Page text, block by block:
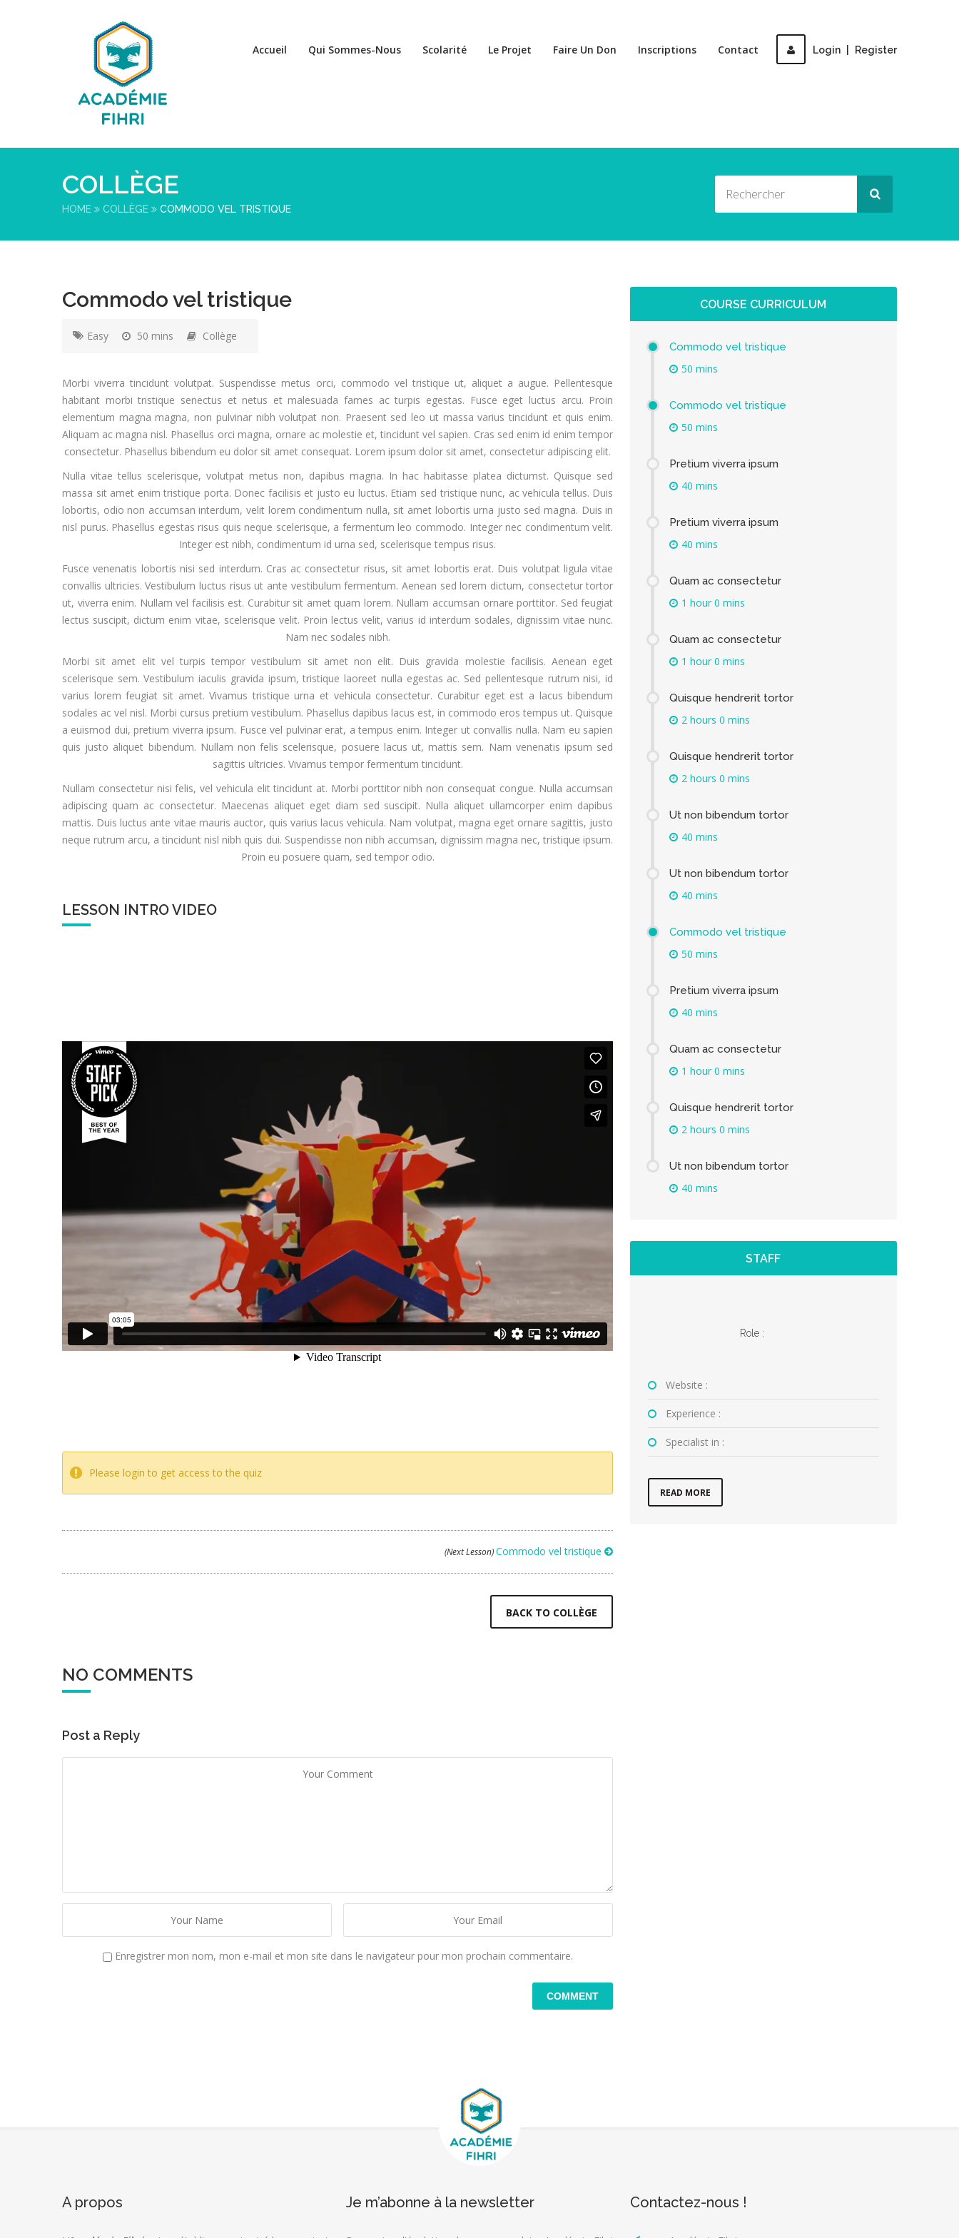
Login Register
Accueil Qui Sommes-Nous Scolarité Le Projet Faire Un Don Inscriptions Contact
COLLÈGE
HOME COLLÈGE COMMODO VEL TRISTIQUE
Commodo vel tristique
Easy 50 mins Collège
Morbi viverra tincidunt volutpat. Suspendisse metus orci, commodo vel tristique ut, aliquet a augue. Pellentesque
habitant morbi tristique senectus et netus et malesuada fames ac turpis egestas. Fusce eget luctus arcu. Proin
elementum magna magna, non pulvinar nibh volutpat non. Praesent sed leo ut massa varius tincidunt et quis enim.
Aliquam ac magna nisl. Phasellus orci magna, ornare ac molestie et, tincidunt vel sapien. Cras sed enim id enim tempor
consectetur. Phasellus bibendum eu dolor sit amet consequat. Lorem ipsum dolor sit amet, consectetur adipiscing elit.
Nulla vitae tellus scelerisque, volutpat metus non, dapibus magna. In hac habitasse platea dictumst. Quisque sed
massa sit amet enim tristique porta. Donec facilisis et justo eu luctus. Etiam sed tristique nunc, ac vehicula tellus. Duis
lobortis, odio non accumsan interdum, velit lorem condimentum nulla, sit amet lobortis urna justo sed magna. Duis in
nisl purus. Phasellus egestas risus quis neque scelerisque, a fermentum leo commodo. Integer nec condimentum velit.
Integer est nibh, condimentum id urna sed, scelerisque tempus risus.
Fusce venenatis lobortis nisi sed interdum. Cras ac consectetur risus, sit amet lobortis erat. Duis volutpat ligula vitae
convallis ultricies. Vestibulum luctus risus ut ante vestibulum fermentum. Aenean sed lorem dictum, consectetur tortor
ut, viverra enim. Nullam vel facilisis est. Curabitur sit amet quam lorem. Nullam accumsan ornare porttitor. Sed feugiat
lectus suscipit, dictum enim vitae, scelerisque velit. Proin lectus velit, varius id interdum sodales, dignissim vitae nunc.
Nam nec sodales nibh.
Morbi sit amet elit vel turpis tempor vestibulum sit amet non elit. Duis gravida molestie facilisis. Aenean eget
scelerisque sem. Vestibulum iaculis gravida ipsum, tristique laoreet nulla egestas ac. Sed pellentesque rutrum nisi, id
varius lorem feugiat sit amet. Vivamus tristique urna et vehicula consectetur. Curabitur eget est a lacus bibendum
sodales ac vel nisl. Morbi cursus pretium vestibulum. Phasellus dapibus lacus est, in commodo eros tempus ut. Quisque
a euismod dui, pretium viverra ipsum. Fusce vel pulvinar erat, a tempus enim. Integer ut convallis nulla. Nam eu sapien
quis justo aliquet bibendum. Nullam non felis scelerisque, posuere lacus ut, mattis sem. Nam venenatis ipsum sed
sagittis ultricies. Vivamus tempor fermentum tincidunt.
Nullam consectetur nisi felis, vel vehicula elit tincidunt at. Morbi porttitor nibh non consequat congue. Nulla accumsan
adipiscing quam ac consectetur. Maecenas aliquet eget diam sed suscipit. Nulla aliquet ullamcorper enim dapibus
mattis. Duis luctus ante vitae mauris auctor, quis varius lacus vehicula. Nam volutpat, magna eget ornare sagittis, justo
neque rutrum arcu, a tincidunt nisl nibh quis dui. Suspendisse non nibh accumsan, dignissim magna nec, tristique ipsum.
Proin eu posuere quam, sed tempor odio.
LESSON INTRO VIDEO
Please login to get access to the quiz
(Next Lesson)Commodo vel tristique
BACK TO COLLÈGE
NO COMMENTS
Post a Reply
Enregistrer mon nom, mon e-mail et mon site dans le navigateur pour mon prochain commentaire.
COURSE CURRICULUM
Commodo vel tristique
50 mins
Commodo vel tristique
50 mins
Pretium viverra ipsum
40 mins
Pretium viverra ipsum
40 mins
Quam ac consectetur
1 hour 0 mins
Quam ac consectetur
1 hour 0 mins
Quisque hendrerit tortor
2 hours 0 mins
Quisque hendrerit tortor
2 hours 0 mins
Ut non bibendum tortor
40 mins
Ut non bibendum tortor
40 mins
Commodo vel tristique
50 mins
Pretium viverra ipsum
40 mins
Quam ac consectetur
1 hour 0 mins
Quisque hendrerit tortor
2 hours 0 mins
Ut non bibendum tortor
40 mins
STAFF
Role :
Website :
Experience :
Specialist in :
READ MORE
A propos Je m’abonne à la newsletter Contactez-nous !